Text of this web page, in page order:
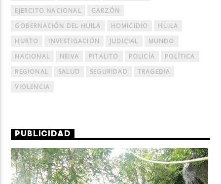
EJERCITO NACIONAL
GARZÓN
GOBERNACIÓN DEL HUILA
HOMICIDIO
HUILA
HURTO
INVESTIGACIÓN JUDICIAL
MUNDO
NACIONAL
NEIVA PITALITO POLICÍA
POLÍTICA
REGIONAL
SALUD SEGURIDAD
TRAGEDIA
VIOLENCIA
PUBLICIDAD